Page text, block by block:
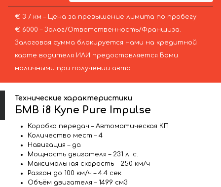
€ 3 / км – Цена за превышение лимита по пробегу
€ 6000 – Залог/Ответственность/Франшиза.
Залоговая сумма блокируется нами на кредитной
карте водителя ИЛИ предоставляется Вами
наличными при получении авто.
Технические характеристики
БМВ i8 Купе Pure Impulse
Коробка передач – Автоматическая КП
Количество мест – 4
Навигация – да
Мощность двигателя – 231 л. с.
Максимальная скорость – 250 км/ч
Разгон до 100 км/ч – 4.4 сек
Объём двигателя – 1499 см3